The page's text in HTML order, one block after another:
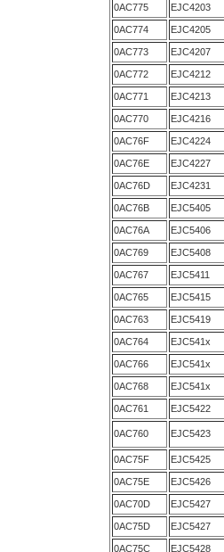
0AC775 EJC4203
0AC774 EJC4205
0AC773 EJC4207
0AC772 EJC4212
0AC771 EJC4213
0AC770 EJC4216
0AC76F EJC4224
0AC76E EJC4227
0AC76D EJC4231
0AC76B EJC5405
0AC76A EJC5406
0AC769 EJC5408
0AC767 EJC5411
0AC765 EJC5415
0AC763 EJC5419
0AC764 EJC541x
0AC766 EJC541x
0AC768 EJC541x
0AC761 EJC5422
0AC760 EJC5423
0AC75F EJC5425
0AC75E EJC5426
0AC70D EJC5427
0AC75D EJC5427
0AC75C EJC5428